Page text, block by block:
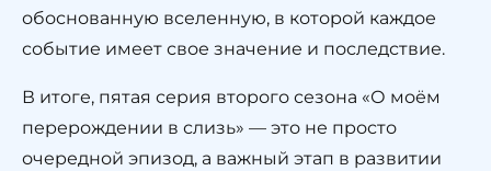
обоснованную вселенную, в которой каждое
событие имеет свое значение и последствие.
В итоге, пятая серия второго сезона «О моём
перерождении в слизь» — это не просто
очередной эпизод, а важный этап в развитии